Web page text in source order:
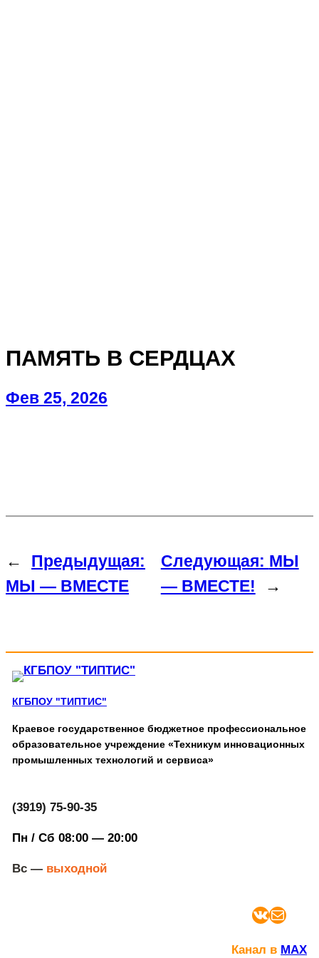
ПАМЯТЬ В СЕРДЦАХ
Фев 25, 2026
←
Предыдущая:
МЫ — ВМЕСТЕ
Следующая: МЫ
— ВМЕСТЕ!
→
КГБПОУ "ТИПТИС"
Краевое государственное бюджетное профессиональное
образовательное учреждение «Техникум инновационных
промышленных технологий и сервиса»
(3919) 75-90-35
Пн / Сб 08:00 — 20:00
Вс —выходной
ВКонтакте Почта
Канал в MAX